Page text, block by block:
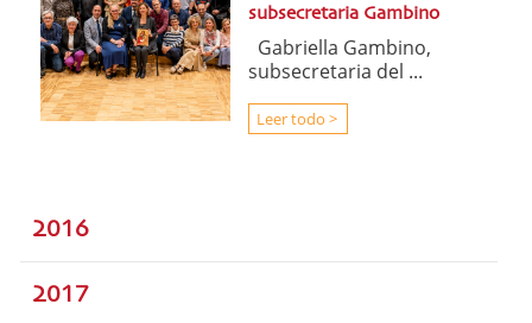
subsecretaria Gambino
Gabriella Gambino,
subsecretaria del ...
Leer todo >
2016
2017